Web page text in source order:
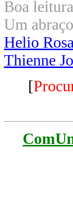
Boa
Um
Helio
Thienne
[